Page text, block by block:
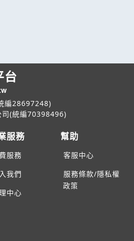
台
編28697248)
司(統編70398496)
服務
服務
我們
中心
幫助
客服中心
服務條款/隱私權
政策